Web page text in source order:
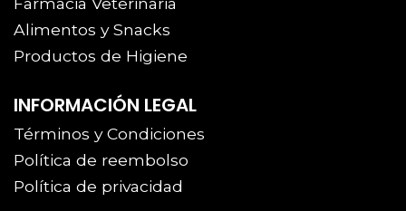
Alimentos y Snacks
Productos de Higiene
INFORMACIÓN LEGAL
Términos y Condiciones
Política de reembolso
Política de privacidad